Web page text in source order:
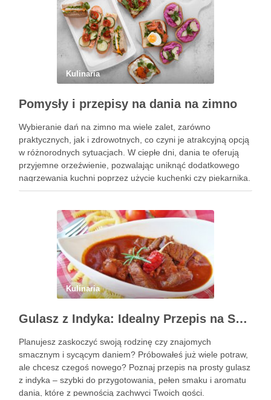
Kulinaria
Pomysły i przepisy na dania na zimno
Wybieranie dań na zimno ma wiele zalet, zarówno
praktycznych, jak i zdrowotnych, co czyni je atrakcyjną opcją
w różnorodnych sytuacjach. W ciepłe dni, dania te oferują
przyjemne orzeźwienie, pozwalając uniknąć dodatkowego
nagrzewania kuchni poprzez użycie kuchenki czy piekarnika.
To znacząco wpływa na komfort życia, zwłaszcza w gorące,
Kulinaria
Gulasz z Indyka: Idealny Przepis na Szybki i Smaczny Obiad
Planujesz zaskoczyć swoją rodzinę czy znajomych
smacznym i sycącym daniem? Próbowałeś już wiele potraw,
ale chcesz czegoś nowego? Poznaj przepis na prosty gulasz
z indyka – szybki do przygotowania, pełen smaku i aromatu
dania, które z pewnością zachwyci Twoich gości.